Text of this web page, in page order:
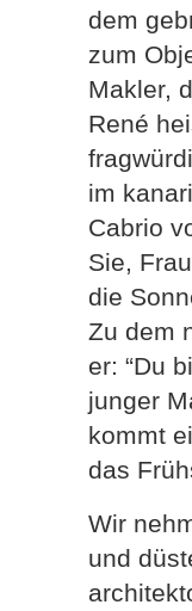
dem
zum
Makler,
René
im
Cabrio
Sie,
die
Zu dem
er: “Du
junger
kommt
das
Wir
und